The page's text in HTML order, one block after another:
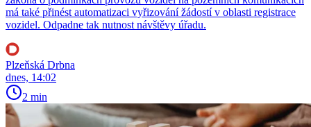
má také přinést automatizaci vyřizování žádostí v oblasti registrace
vozidel. Odpadne tak nutnost návštěvy úřadu.
Plzeňská Drbna
dnes, 14:02
2 min